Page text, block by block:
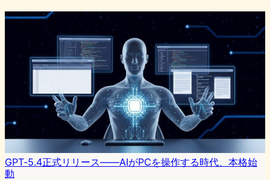
GPT‑5.4正式リリース——AIがPCを操作する時代、本格始
動